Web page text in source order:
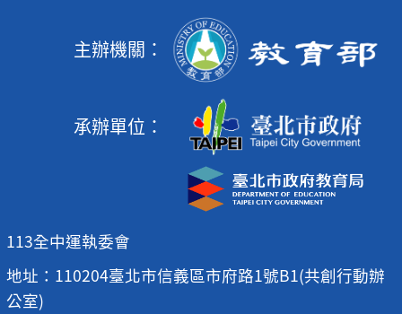
主辦機關：
承辦單位：
113全中運執委會
地址：110204臺北市信義區市府路1號B1(共創行動辦
公室)